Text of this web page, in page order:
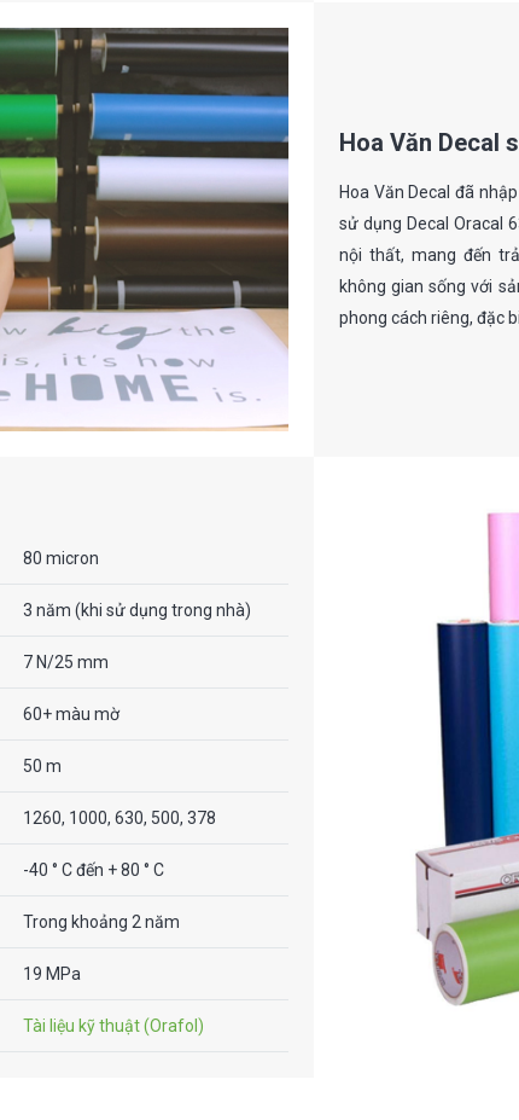
Hoa Văn Decal
Hoa Văn Decal đã
sử dụng Decal Oracal
nội thất, mang đến
không gian sống với
phong cách riêng, đặc
80 micron
3 năm (khi sử dụng trong nhà)
7 N/25 mm
60+ màu mờ
50 m
1260, 1000, 630, 500, 378
-40 ° C đến + 80 ° C
Trong khoảng 2 năm
19 MPa
Tài liệu kỹ thuật (Orafol)